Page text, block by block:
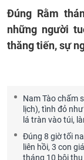
Đúng Rằm
những người
thăng tiến, sự
Nam Tào chấm
lịch), tình đỏ
lá tràn vào túi,
Đúng 8 giờ tối
liên hồi, 3 con
tháng 10 bội